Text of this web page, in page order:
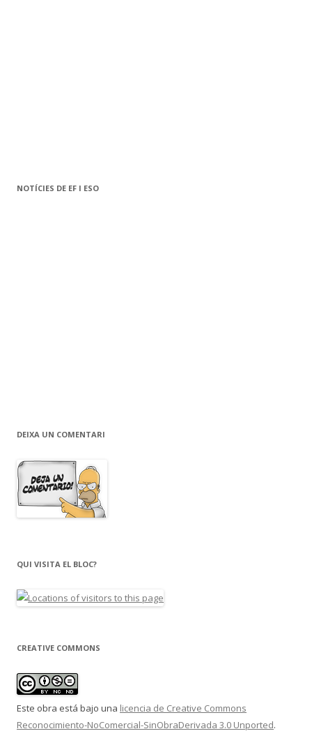
NOTÍCIES DE EF I ESO
DEIXA UN COMENTARI
QUI VISITA EL BLOC?
CREATIVE COMMONS
Este obra está bajo una licencia de Creative Commons
Reconocimiento-NoComercial-SinObraDerivada 3.0 Unported.